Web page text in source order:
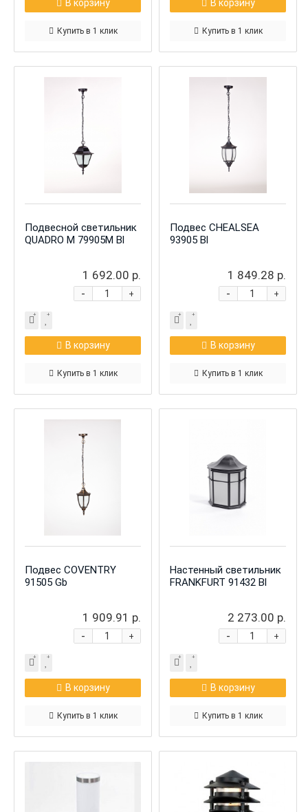
В корзину
Купить в 1 клик
В корзину
Купить в 1 клик
Подвесной светильник
QUADRO M 79905М Bl
1 692.00 р.
+
-
В корзину
Купить в 1 клик
Подвес CHEALSEA
93905 Bl
1 849.28 р.
+
-
В корзину
Купить в 1 клик
Подвес COVENTRY
91505 Gb
1 909.91 р.
+
-
В корзину
Купить в 1 клик
Настенный светильник
FRANKFURT 91432 Bl
2 273.00 р.
+
-
В корзину
Купить в 1 клик